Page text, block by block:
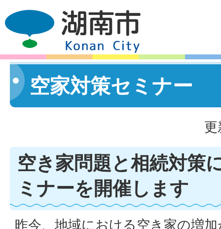
空家対策セミナー
空き家問題と相続対策
ミナーを開催します
昨今、地域における空き家の増